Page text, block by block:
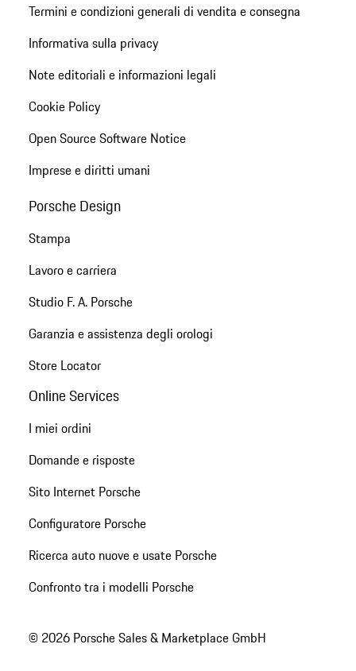
Termini e condizioni generali di vendita e consegna
Informativa sulla privacy
Note editoriali e informazioni legali
Cookie Policy
Open Source Software Notice
Imprese e diritti umani
Porsche Design
Stampa
Lavoro e carriera
Studio F. A. Porsche
Garanzia e assistenza degli orologi
Store Locator
Online Services
I miei ordini
Domande e risposte
Sito Internet Porsche
Configuratore Porsche
Ricerca auto nuove e usate Porsche
Confronto tra i modelli Porsche
© 2026 Porsche Sales & Marketplace GmbH